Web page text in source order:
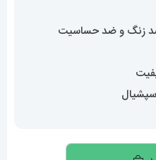
زنگ و ضد حساسیت